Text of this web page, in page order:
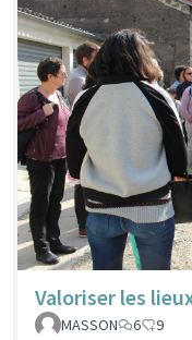
Valoriser les
MASSON
6 9